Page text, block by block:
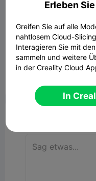
Gothic Coffin
Aretes
790.50KB
Bericht
Erleben
Greifen Sie auf alle
nahtlosem Cloud-
Interagieren Sie mit
sammeln und weitere
in der Creality Cloud
In